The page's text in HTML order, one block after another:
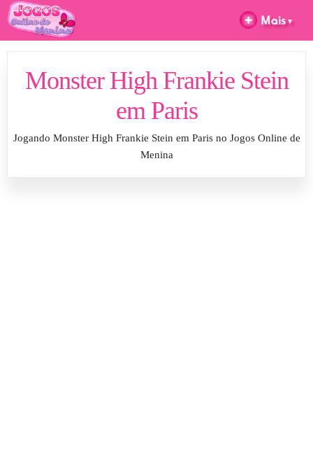
Monster High Frankie Stein
em Paris
Jogando Monster High Frankie Stein em Paris no Jogos Online de
Menina